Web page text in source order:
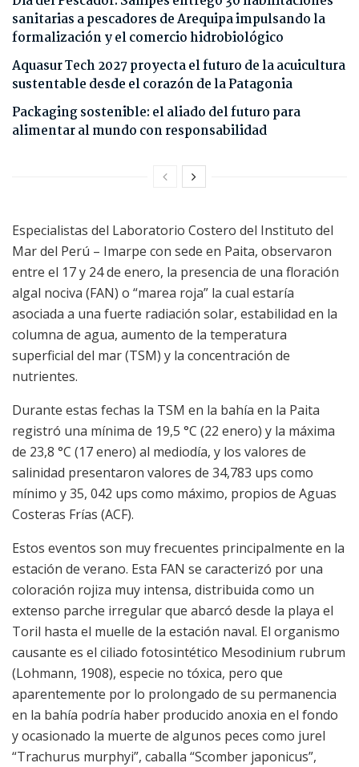
sanitarias a pescadores de Arequipa impulsando la
formalización y el comercio hidrobiológico
Aquasur Tech 2027 proyecta el futuro de la acuicultura
sustentable desde el corazón de la Patagonia
Packaging sostenible: el aliado del futuro para
alimentar al mundo con responsabilidad
Especialistas del Laboratorio Costero del Instituto del
Mar del Perú – Imarpe con sede en Paita, observaron
entre el 17 y 24 de enero, la presencia de una floración
algal nociva (FAN) o “marea roja” la cual estaría
asociada a una fuerte radiación solar, estabilidad en la
columna de agua, aumento de la temperatura
superficial del mar (TSM) y la concentración de
nutrientes.
Durante estas fechas la TSM en la bahía en la Paita
registró una mínima de 19,5 °C (22 enero) y la máxima
de 23,8 °C (17 enero) al mediodía, y los valores de
salinidad presentaron valores de 34,783 ups como
mínimo y 35, 042 ups como máximo, propios de Aguas
Costeras Frías (ACF).
Estos eventos son muy frecuentes principalmente en la
estación de verano. Esta FAN se caracterizó por una
coloración rojiza muy intensa, distribuida como un
extenso parche irregular que abarcó desde la playa el
Toril hasta el muelle de la estación naval. El organismo
causante es el ciliado fotosintético Mesodinium rubrum
(Lohmann, 1908), especie no tóxica, pero que
aparentemente por lo prolongado de su permanencia
en la bahía podría haber producido anoxia en el fondo
y ocasionado la muerte de algunos peces como jurel
“Trachurus murphyi”, caballa “Scomber japonicus”,